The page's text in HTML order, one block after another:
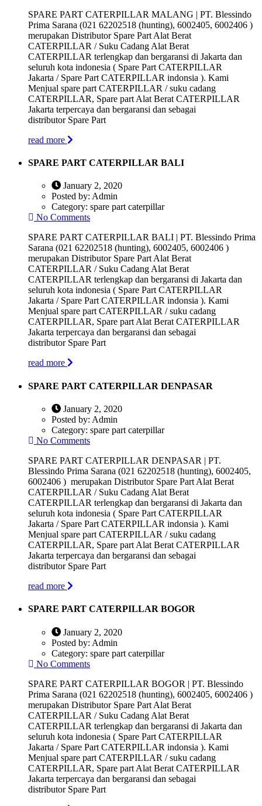
SPARE PART CATERPILLAR MALANG | PT. Blessindo
Prima Sarana (021 62202518 (hunting), 6002405, 6002406 )
merupakan Distributor Spare Part Alat Berat
CATERPILLAR / Suku Cadang Alat Berat
CATERPILLAR terlengkap dan bergaransi di Jakarta dan
seluruh kota indonesia ( Spare Part CATERPILLAR
Jakarta / Spare Part CATERPILLAR indonsia ). Kami
Menjual spare part CATERPILLAR / suku cadang
CATERPILLAR, Spare part Alat Berat CATERPILLAR
Jakarta terpercaya dan bergaransi dan sebagai
distributor Spare Part
read more
SPARE PART CATERPILLAR BALI
January 2, 2020
Posted by: Admin
Category: spare part caterpillar
No Comments
SPARE PART CATERPILLAR BALI | PT. Blessindo Prima
Sarana (021 62202518 (hunting), 6002405, 6002406 )
merupakan Distributor Spare Part Alat Berat
CATERPILLAR / Suku Cadang Alat Berat
CATERPILLAR terlengkap dan bergaransi di Jakarta dan
seluruh kota indonesia ( Spare Part CATERPILLAR
Jakarta / Spare Part CATERPILLAR indonsia ). Kami
Menjual spare part CATERPILLAR / suku cadang
CATERPILLAR, Spare part Alat Berat CATERPILLAR
Jakarta terpercaya dan bergaransi dan sebagai
distributor Spare Part
read more
SPARE PART CATERPILLAR DENPASAR
January 2, 2020
Posted by: Admin
Category: spare part caterpillar
No Comments
SPARE PART CATERPILLAR DENPASAR | PT.
Blessindo Prima Sarana (021 62202518 (hunting), 6002405,
6002406 ) merupakan Distributor Spare Part Alat Berat
CATERPILLAR / Suku Cadang Alat Berat
CATERPILLAR terlengkap dan bergaransi di Jakarta dan
seluruh kota indonesia ( Spare Part CATERPILLAR
Jakarta / Spare Part CATERPILLAR indonsia ). Kami
Menjual spare part CATERPILLAR / suku cadang
CATERPILLAR, Spare part Alat Berat CATERPILLAR
Jakarta terpercaya dan bergaransi dan sebagai
distributor Spare Part
read more
SPARE PART CATERPILLAR BOGOR
January 2, 2020
Posted by: Admin
Category: spare part caterpillar
No Comments
SPARE PART CATERPILLAR BOGOR | PT. Blessindo
Prima Sarana (021 62202518 (hunting), 6002405, 6002406 )
merupakan Distributor Spare Part Alat Berat
CATERPILLAR / Suku Cadang Alat Berat
CATERPILLAR terlengkap dan bergaransi di Jakarta dan
seluruh kota indonesia ( Spare Part CATERPILLAR
Jakarta / Spare Part CATERPILLAR indonsia ). Kami
Menjual spare part CATERPILLAR / suku cadang
CATERPILLAR, Spare part Alat Berat CATERPILLAR
Jakarta terpercaya dan bergaransi dan sebagai
distributor Spare Part